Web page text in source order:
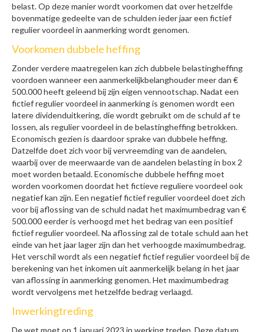
belast. Op deze manier wordt voorkomen dat over hetzelfde
bovenmatige gedeelte van de schulden ieder jaar een fictief
regulier voordeel in aanmerking wordt genomen.
Voorkomen dubbele heffing
Zonder verdere maatregelen kan zich dubbele belastingheffing
voordoen wanneer een aanmerkelijkbelanghouder meer dan €
500.000 heeft geleend bij zijn eigen vennootschap. Nadat een
fictief regulier voordeel in aanmerking is genomen wordt een
latere dividenduitkering, die wordt gebruikt om de schuld af te
lossen, als regulier voordeel in de belastingheffing betrokken.
Economisch gezien is daardoor sprake van dubbele heffing.
Datzelfde doet zich voor bij vervreemding van de aandelen,
waarbij over de meerwaarde van de aandelen belasting in box 2
moet worden betaald. Economische dubbele heffing moet
worden voorkomen doordat het fictieve reguliere voordeel ook
negatief kan zijn. Een negatief fictief regulier voordeel doet zich
voor bij aflossing van de schuld nadat het maximumbedrag van €
500.000 eerder is verhoogd met het bedrag van een positief
fictief regulier voordeel. Na aflossing zal de totale schuld aan het
einde van het jaar lager zijn dan het verhoogde maximumbedrag.
Het verschil wordt als een negatief fictief regulier voordeel bij de
berekening van het inkomen uit aanmerkelijk belang in het jaar
van aflossing in aanmerking genomen. Het maximumbedrag
wordt vervolgens met hetzelfde bedrag verlaagd.
Inwerkingtreding
De wet moet op 1 januari 2023 in werking treden. Deze datum